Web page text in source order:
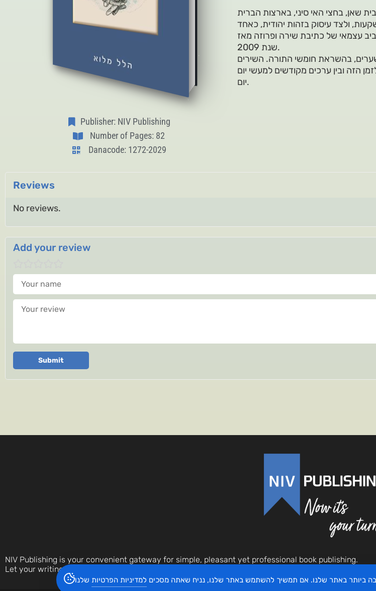
Publisher: NIV Publishing
Number of Pages: 82
Danacode: 1272-2029
שאן, בחצי האי סיני, בארצות הברית
ולצד עיסוק בזהות יהודית, כאחד
עצמאי של כתיבת שירה ופרוזה מאז
שנת 2009.
בהשראת חומשי התורה. השירים
הזה ובין ערכים מקודשים למעשי יום
יום.
Reviews
No reviews.
Add your review
Your name
Your review
Submit
NIV Publishing is your convenient gateway for simple, pleasant yet professional book publishing.
Let your writings be discovered by the world today.
ביותר באתר שלנו. אם תמשיך להשתמש באתר שלנו, נניח שאתה מסכים למדיניות הפרטיות